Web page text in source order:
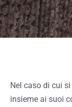
Nel caso di cui
insieme ai suoi